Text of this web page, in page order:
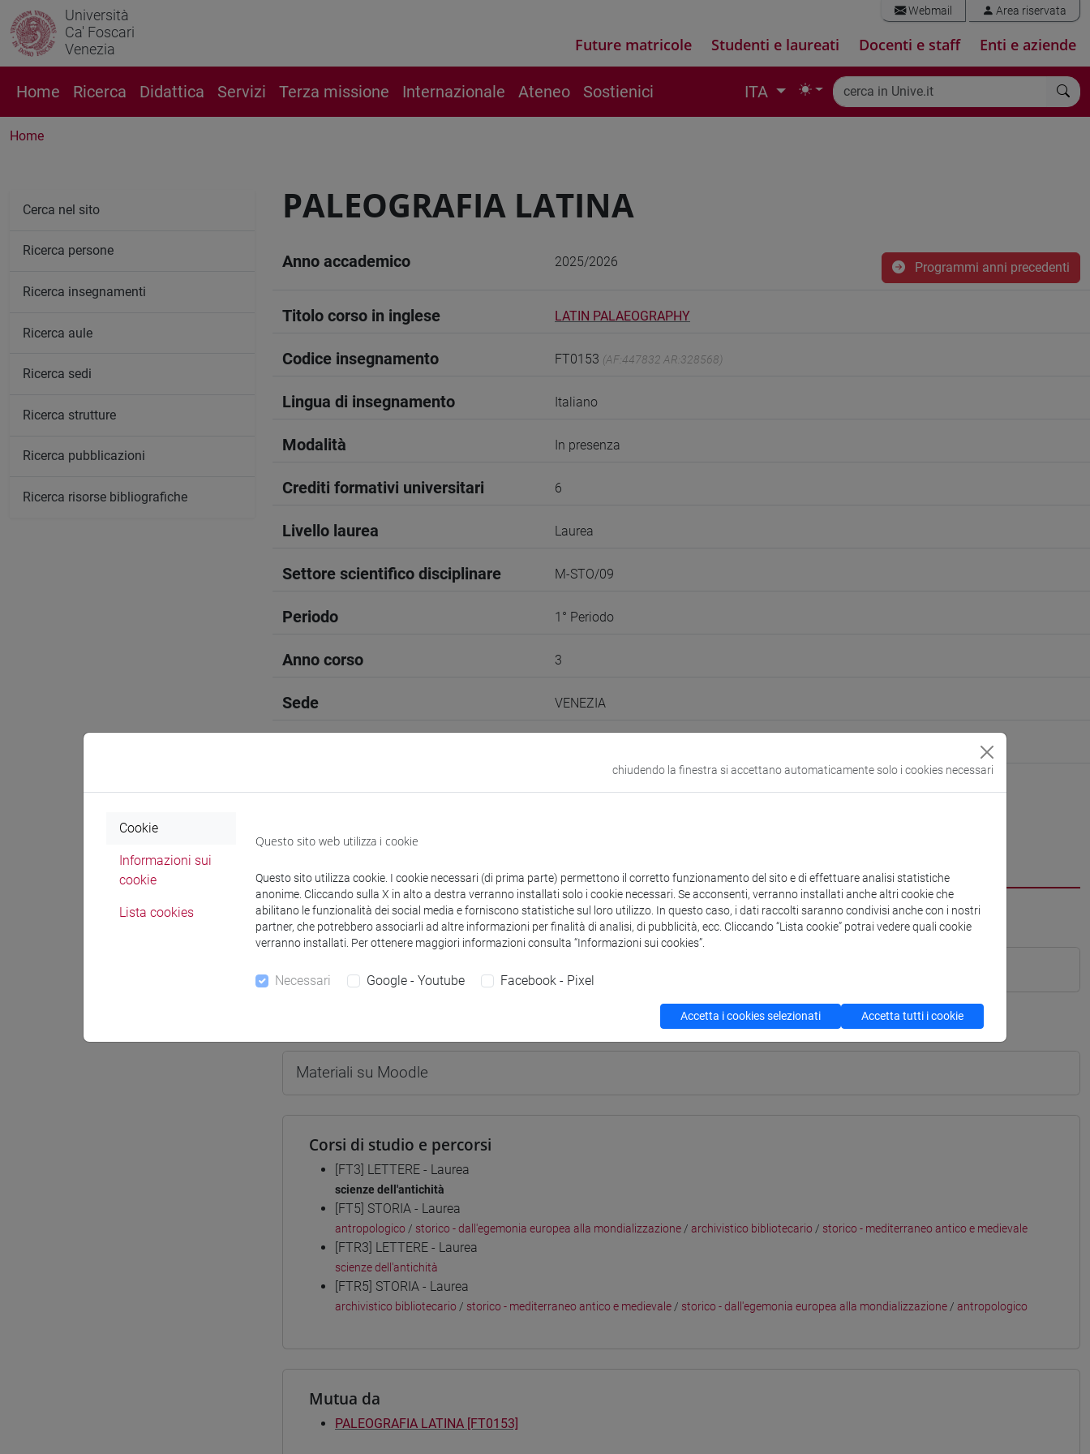
Università
Ca' Foscari
Venezia
Webmail Area riservata
Future matricole Studenti e laureati Docenti e staff Enti e aziende
Home Ricerca Didattica Servizi Terza missione Internazionale Ateneo Sostienici ITA
Home
PALEOGRAFIA LATINA
Anno accademico 2025/2026 Programmi anni precedenti
Titolo corso in inglese LATIN PALAEOGRAPHY
Codice insegnamento FT0153 (AF:447832 AR:328568)
Lingua di insegnamento Italiano
Modalità In presenza
Crediti formativi universitari 6
Livello laurea Laurea
Settore scientifico disciplinare M-STO/09
Periodo 1° Periodo
Anno corso 3
Sede VENEZIA
Docenti
Materiali su Moodle
Corsi di studio e percorsi
[FT3] LETTERE - Laurea
scienze dell'antichità
[FT5] STORIA - Laurea
antropologico / storico - dall'egemonia europea alla mondializzazione / archivistico bibliotecario / storico - mediterraneo antico e medievale
[FTR3] LETTERE - Laurea
scienze dell'antichità
[FTR5] STORIA - Laurea
archivistico bibliotecario / storico - mediterraneo antico e medievale / storico - dall'egemonia europea alla mondializzazione / antropologico
Mutua da
PALEOGRAFIA LATINA [FT0153]
Cerca nel sito
Ricerca persone
Ricerca insegnamenti
Ricerca aule
Ricerca sedi
Ricerca strutture
Ricerca pubblicazioni
Ricerca risorse bibliografiche
chiudendo la finestra si accettano automaticamente solo i cookies necessari
Cookie
Informazioni sui
cookie
Lista cookies
Questo sito web utilizza i cookie
Questo sito utilizza cookie. I cookie necessari (di prima parte) permettono il corretto funzionamento del sito e di effettuare analisi statistiche
anonime. Cliccando sulla X in alto a destra verranno installati solo i cookie necessari. Se acconsenti, verranno installati anche altri cookie che
abilitano le funzionalità dei social media e forniscono statistiche sul loro utilizzo. In questo caso, i dati raccolti saranno condivisi anche con i nostri
partner, che potrebbero associarli ad altre informazioni per finalità di analisi, di pubblicità, ecc. Cliccando “Lista cookie” potrai vedere quali cookie
verranno installati. Per ottenere maggiori informazioni consulta “Informazioni sui cookies”.
Necessari Google - Youtube Facebook - Pixel
Accetta i cookies selezionati Accetta tutti i cookie